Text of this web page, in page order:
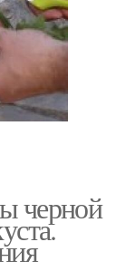
черной